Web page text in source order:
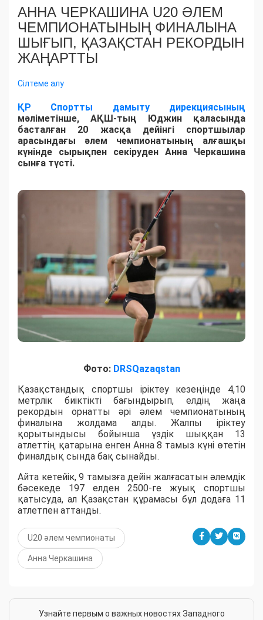
АННА ЧЕРКАШИНА U20 ӘЛЕМ
ЧЕМПИОНАТЫНЫҢ ФИНАЛЫНА
ШЫҒЫП, ҚАЗАҚСТАН РЕКОРДЫН
ЖАҢАРТТЫ
Сілтеме алу
ҚР Спортты дамыту дирекциясының
мәліметінше, АҚШ-тың Юджин қаласында
басталған 20 жасқа дейінгі спортшылар
арасындағы әлем чемпионатының алғашқы
күнінде сырықпен секіруден Анна Черкашина
сынға түсті.
Фото: DRSQazaqstan
Қазақстандық спортшы іріктеу кезеңінде 4,10
метрлік биіктікті бағындырып, елдің жаңа
рекордын орнатты әрі әлем чемпионатының
финалына жолдама алды. Жалпы іріктеу
қорытындысы бойынша үздік шыққан 13
атлеттің қатарына енген Анна 8 тамыз күні өтетін
финалдық сында бақ сынайды.
Айта кетейік, 9 тамызға дейін жалғасатын әлемдік
бәсекеде 197 елден 2500-ге жуық спортшы
қатысуда, ал Қазақстан құрамасы бұл додаға 11
атлетпен аттанды.
U20 әлем чемпионаты
Анна Черкашина
Узнайте первым о важных новостях Западного